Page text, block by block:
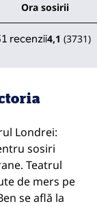
Ora sosirii
4,1 (3731)
Londrei:
sosiri
Teatrul
de mers pe
se află la